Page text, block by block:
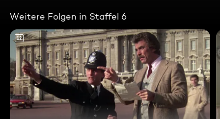
Weitere Folgen in Staffel 6
12